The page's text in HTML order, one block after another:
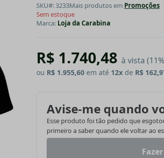
SKU#: 3233Mais produtos em Promoções
Sem estoque
Marca: Loja da Carabina
R$ 1.740,48 à vista
ou R$ 1.955,60 em até 12x de R$
Avise-me quando
Esse produto foi tão pedido que
primeiro a saber quando ele voltar ao